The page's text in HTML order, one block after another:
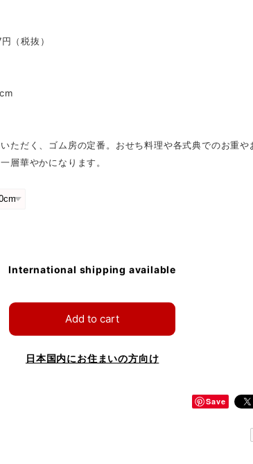
（税抜）
ただく、ゴム房の定番。おせち料理や各式典でのお重や
層華やかになります。
International shipping available
Add to cart
日本国内にお住まいの方向け
Save